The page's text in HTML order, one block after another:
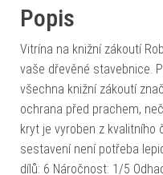
Popis
Vitrína na knižní zákoutí
vaše dřevěné stavebnice.
všechna knižní zákoutí
ochrana před prachem,
kryt je vyroben z kvalitního
sestavení není potřeba
dílů: 6 Náročnost: 1/5